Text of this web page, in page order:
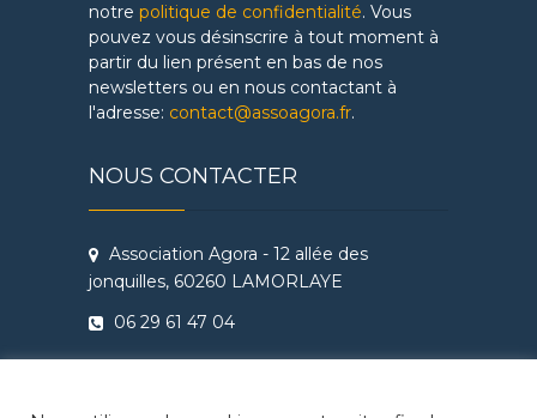
notre politique de confidentialité. Vous
pouvez vous désinscrire à tout moment à
partir du lien présent en bas de nos
newsletters ou en nous contactant à
l'adresse: contact@assoagora.fr.
NOUS CONTACTER
Association Agora - 12 allée des
jonquilles, 60260 LAMORLAYE
06 29 61 47 04
Règlement intérieur Agora - Ateliers